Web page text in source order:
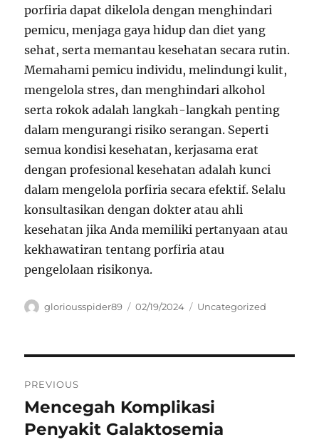
porfiria dapat dikelola dengan menghindari
pemicu, menjaga gaya hidup dan diet yang
sehat, serta memantau kesehatan secara rutin.
Memahami pemicu individu, melindungi kulit,
mengelola stres, dan menghindari alkohol
serta rokok adalah langkah-langkah penting
dalam mengurangi risiko serangan. Seperti
semua kondisi kesehatan, kerjasama erat
dengan profesional kesehatan adalah kunci
dalam mengelola porfiria secara efektif. Selalu
konsultasikan dengan dokter atau ahli
kesehatan jika Anda memiliki pertanyaan atau
kekhawatiran tentang porfiria atau
pengelolaan risikonya.
Author
gloriousspider89
Posted
02/19/2024 Categories
Uncategorized
pos
PREVIOUS
Previous
post:
Mencegah Komplikasi
Penyakit Galaktosemia